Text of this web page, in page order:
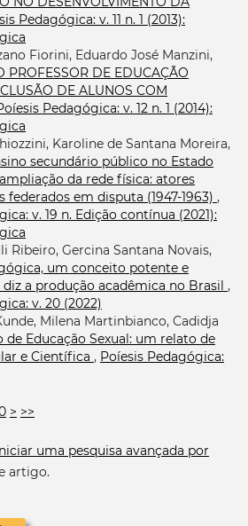
Pedagógica: v. 11 n. 1 (2013):
Fiorini, Eduardo José Manzini,
PROFESSOR DE EDUCAÇÃO
DE ALUNOS COM
Pedagógica: v. 12 n. 1 (2014):
Karoline de Santana Moreira,
secundário público no Estado
da rede física: atores
federados em disputa (1947-1963) ,
v. 19 n. Edição contínua (2021):
Ribeiro, Gercina Santana Novais,
um conceito potente e
diz a produção acadêmica no Brasil ,
v. 20 (2022)
Milena Martinbianco, Cadidja
de Educação Sexual: um relato de
e Científica , Poíesis Pedagógica:
> >>
uma pesquisa avançada por
artigo.